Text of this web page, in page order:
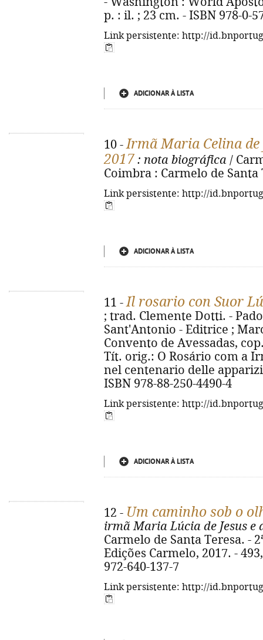
p. : il. ; 23 cm. - ISBN 978-0-
Link persistente: http://
ADICIONAR À LISTA
10 -Irmã Maria Celina de
2017 : nota biográfica /
Coimbra : Carmelo de Santa
Link persistente: http://
ADICIONAR À LISTA
11 -Il rosario con Suor
; trad. Clemente Dotti. -
Sant'Antonio - Editrice ;
Convento de Avessadas,
Tít. orig.: O Rosário com a
nel centenario delle
ISBN 978-88-250-4490-4
Link persistente: http://
ADICIONAR À LISTA
12 - Um caminho sob o
irmã Maria Lúcia de Jesus e
Carmelo de Santa Teresa. -
Edições Carmelo, 2017. -
972-640-137-7
Link persistente: http://